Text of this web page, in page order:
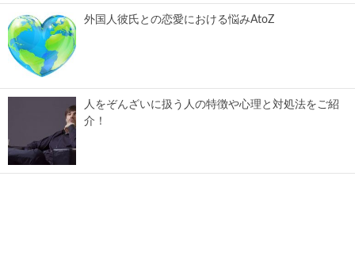
外国人彼氏との恋愛における悩みAtoZ
人をぞんざいに扱う人の特徴や心理と対処法をご紹
介！